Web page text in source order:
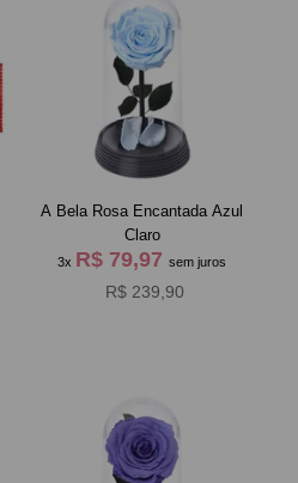
A Bela Rosa Encantada Azul
Claro
3x R$ 79,97sem juros
R$ 239,90